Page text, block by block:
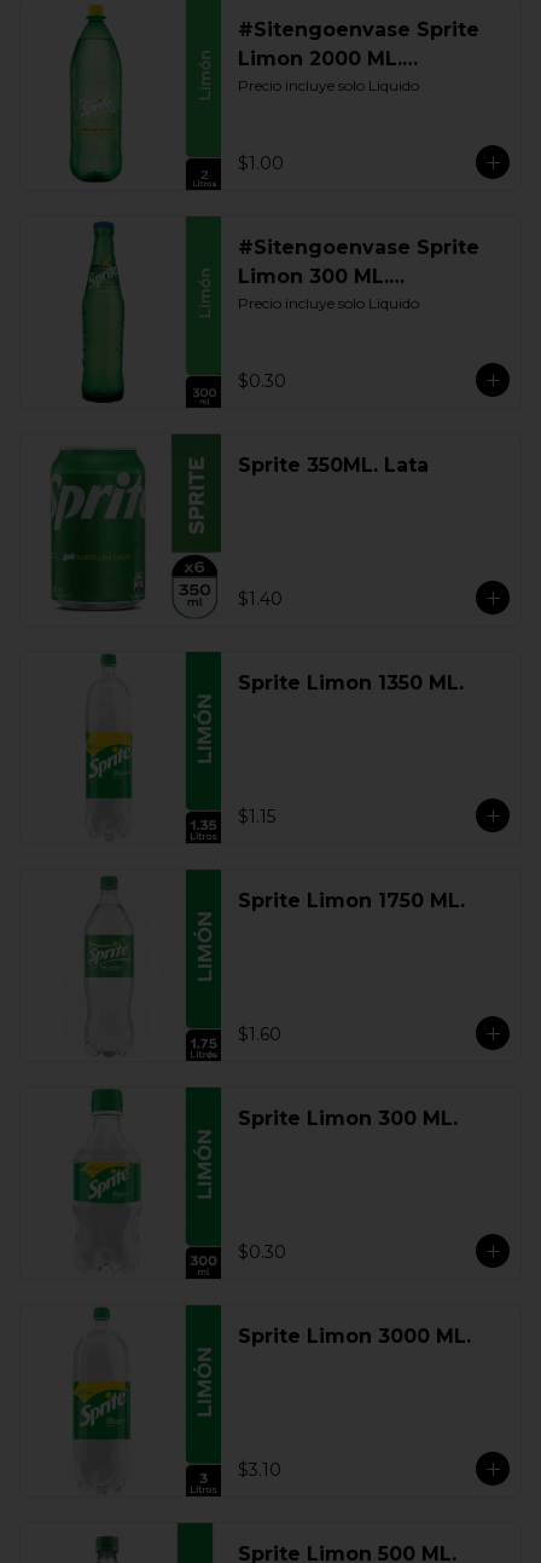
#Sitengoenvase Sprite
Limon 2000 ML.
Retornable
Precio incluye solo Liquido
$1.00
#Sitengoenvase Sprite
Limon 300 ML.
Retornable
Precio incluye solo Liquido
$0.30
Sprite 350ML. Lata
$1.40
Sprite Limon 1350 ML.
$1.15
Sprite Limon 1750 ML.
$1.60
Sprite Limon 300 ML.
$0.30
Sprite Limon 3000 ML.
$3.10
Sprite Limon 500 ML.